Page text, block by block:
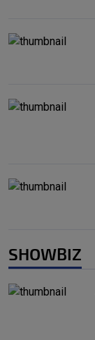
SHOWBIZ